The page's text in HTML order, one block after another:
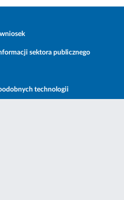
sektora publicznego
technologii